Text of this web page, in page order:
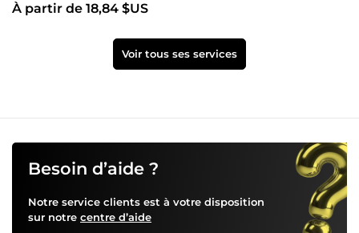
À partir de 18,84 $US
Voir tous ses services
Besoin d’aide ?
Notre service clients est à votre disposition
sur notre centre d’aide